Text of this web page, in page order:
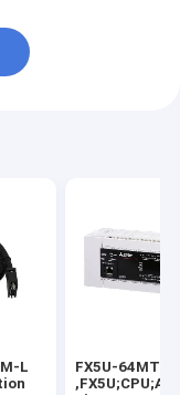
L
FX5U-64MT/